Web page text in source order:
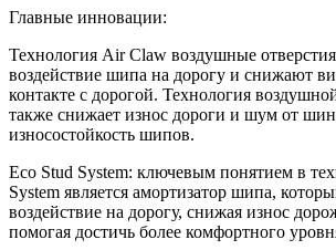
Главные инновации:
Технология Air Claw воздушные
воздействие шипа на дорогу и снижают
контакте с дорогой. Технология
также снижает износ дороги и шум от
износостойкость шипов.
Eco Stud System: ключевым понятием в
System является амортизатор шипа,
воздействие на дорогу, снижая износ
помогая достичь более комфортного